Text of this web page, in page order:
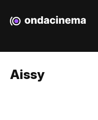
Aissy